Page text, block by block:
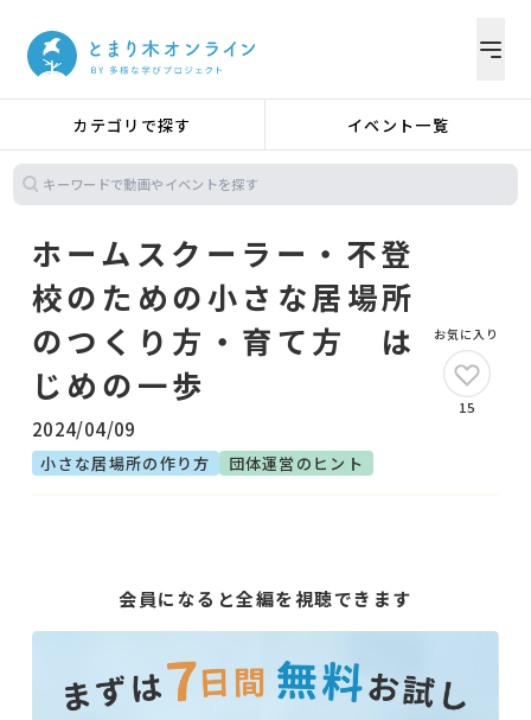
カテゴリで探す イベント一覧
ホームスクーラー・不登
校のための小さな居場所
のつくり方・育て方 は
じめの一歩
2024/04/09
小さな居場所の作り方 団体運営のヒント
お気に入り
15
会員になると全編を視聴できます